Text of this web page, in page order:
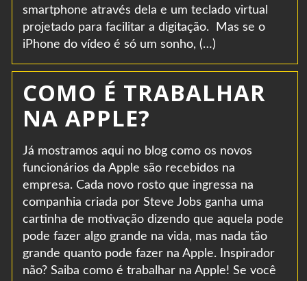
smartphone através dela e um teclado virtual
projetado para facilitar a digitação. Mas se o
iPhone do vídeo é só um sonho, (…)
COMO É TRABALHAR
NA APPLE?
Já mostramos aqui no blog como os novos
funcionários da Apple são recebidos na
empresa. Cada novo rosto que ingressa na
companhia criada por Steve Jobs ganha uma
cartinha de motivação dizendo que aquela pode
pode fazer algo grande na vida, mas nada tão
grande quanto pode fazer na Apple. Inspirador
não? Saiba como é trabalhar na Apple! Se você